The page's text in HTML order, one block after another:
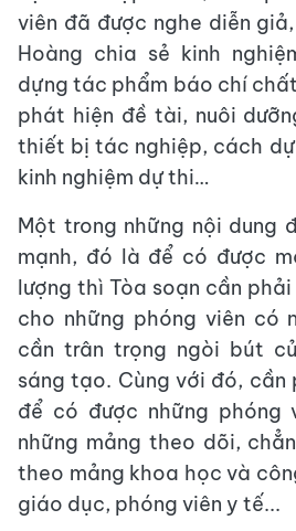
viên đã được nghe diễn
Hoàng chia sẻ kinh
dựng tác phẩm báo chí
phát hiện đề tài, nuôi
thiết bị tác nghiệp, cách
kinh nghiệm dự thi…
Một trong những nội dung
mạnh, đó là để có được
lượng thì Tòa soạn cần
cho những phóng viên có
cần trân trọng ngòi bút
sáng tạo. Cùng với đó, cần
để có được những phóng
những mảng theo dõi,
theo mảng khoa học và
giáo dục, phóng viên y tế...